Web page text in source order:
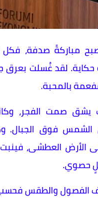
مباركةً صدفة،
لقد غُسلت بعرق
بالمحبة.
يشق صمت الفجر،
فوق الجبال.
الأرض العطشى،
حصوي.
الفصول والطقس